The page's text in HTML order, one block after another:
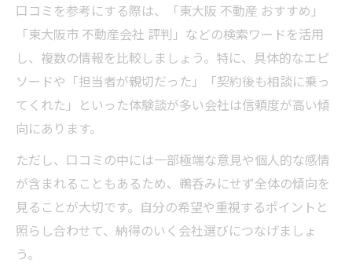
口コミを参考にする際は、「東大阪 不動産 おすすめ」
「東大阪市 不動産会社 評判」などの検索ワードを活用
し、複数の情報を比較しましょう。特に、具体的なエピ
ソードや「担当者が親切だった」「契約後も相談に乗っ
てくれた」といった体験談が多い会社は信頼度が高い傾
向にあります。
ただし、口コミの中には一部極端な意見や個人的な感情
が含まれることもあるため、鵜呑みにせず全体の傾向を
見ることが大切です。自分の希望や重視するポイントと
照らし合わせて、納得のいく会社選びにつなげましょ
う。